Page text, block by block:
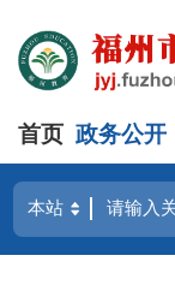
首页 政务公开